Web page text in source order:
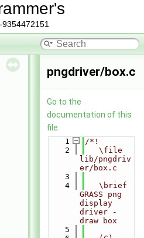
pngdriver/box.c
Go to the
documentation of this
file.
    1
/*!
    2
   \file
lib/pngdriv
er/box.c
    3
    4
   \brief
GRASS png
display
driver -
draw box
    5